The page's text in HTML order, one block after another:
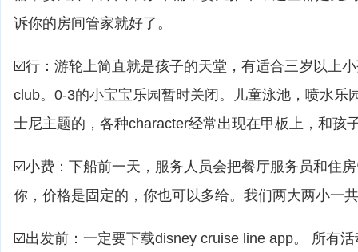
诉你的房间管家就好了。
☑️行：游轮上简直就是孩子的天堂，有适合三岁以上
club。0-3的小宝宝乐园暂时关闭。儿童泳池，喷水乐
士尼主题的，各种character经常出现在甲板上，和孩
☑️小费：下船前一天，服务人员会把餐厅服务员和住
你，价格是固定的，你也可以多给。我们两大两小一
☑️出发前：一定要下载disney cruise line app。 所有